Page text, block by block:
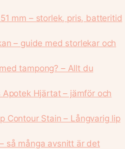
mm – storlek, pris, batteritid
– guide med storlekar och
tampong? – Allt du
Apotek Hjärtat – jämför och
Contour Stain – Långvarig lip
så många avsnitt är det